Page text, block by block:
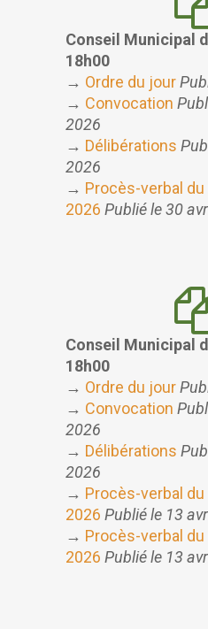
Conseil Municipal
18h00
→ Ordre du jour
→ Convocation
2026
→ Délibérations
2026
→ Procès-verbal du
2026 Publié le 30
Conseil Municipal
18h00
→ Ordre du jour
→ Convocation
2026
→ Délibérations
2026
→ Procès-verbal
2026 Publié le 13
→ Procès-verbal
2026 Publié le 13